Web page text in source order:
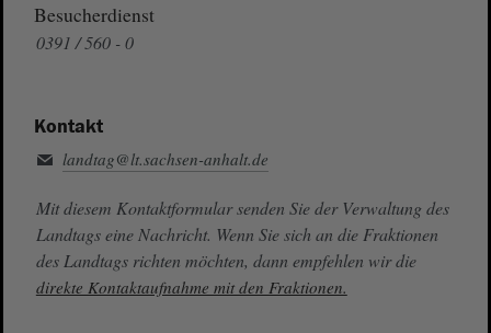
Besucherdienst
0391 / 560 - 0
Kontakt
landtag@lt.sachsen-anhalt.de
Mit diesem Kontaktformular senden Sie der Verwaltung des
Landtags eine Nachricht. Wenn Sie sich an die Fraktionen
des Landtags richten möchten, dann empfehlen wir die
direkte Kontaktaufnahme mit den Fraktionen.